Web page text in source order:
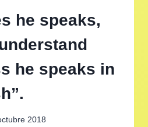
he speaks,
he speaks in
2018